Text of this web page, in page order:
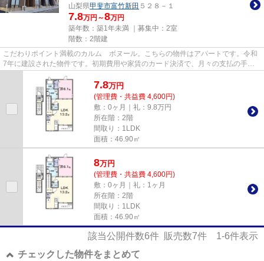
山梨県甲斐市富竹新田 ５２８－１
7.8万円～8万円
築年数：築1年未満 ｜募集中： 2室
階数：2階建
こだわりポイント満載のカルム ボヌール。こちらの物件はアパートです。令和
7年に建設された物件です。初期費用や家賃のカード決済で、月々の支払の手間
7.8万円
(管理費・共益費 4,600円)
敷：0ヶ月｜礼：9.8万円
所在階：2階
間取り：1LDK
面積：46.90㎡
8万円
(管理費・共益費 4,600円)
敷：0ヶ月｜礼：1ヶ月
所在階：2階
間取り：1LDK
面積：46.90㎡
該当公開件数6件 販売数7件 1-6件表示
チェックした物件をまとめて